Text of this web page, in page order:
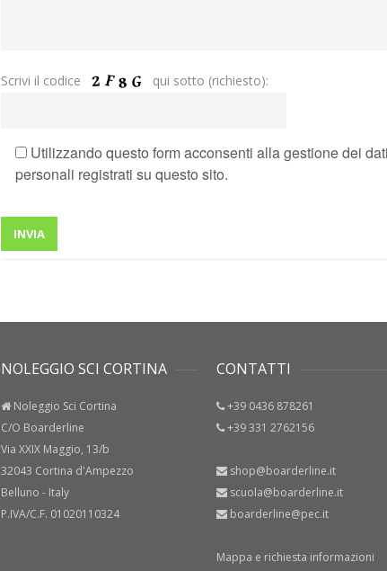
Scrivi il codice qui sotto (richiesto):
Utilizzando questo form acconsenti alla gestione dei dati
personali registrati su questo sito.
NOLEGGIO SCI CORTINA
Noleggio Sci Cortina
C/O Boarderline
Via XXIX Maggio, 13/b
32043 Cortina d'Ampezzo
Belluno - Italy
P.IVA/C.F. 01020110324
CONTATTI
+39 0436 878261
+39 331 2762156
shop@boarderline.it
scuola@boarderline.it
boarderline@pec.it
Mappa e richiesta informazioni